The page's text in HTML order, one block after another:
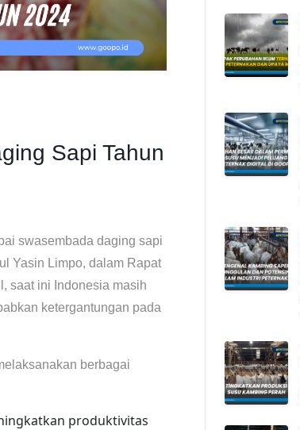
Sapi Tahun
swasembada daging sapi
Yasin Limpo, dalam Rapat
saat ini Indonesia masih
ketergantungan pada
berbagai
produktivitas